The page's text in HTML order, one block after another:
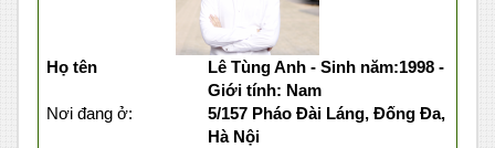
Họ tên
Lê Tùng Anh - Sinh năm:1998 -
Giới tính: Nam
Nơi đang ở:
5/157 Pháo Đài Láng, Đống Đa,
Hà Nội